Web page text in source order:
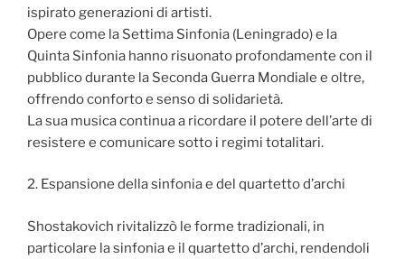
ispirato generazioni di artisti.
Opere come la Settima Sinfonia (Leningrado) e la
Quinta Sinfonia hanno risuonato profondamente con il
pubblico durante la Seconda Guerra Mondiale e oltre,
offrendo conforto e senso di solidarietà.
La sua musica continua a ricordare il potere dell’arte di
resistere e comunicare sotto i regimi totalitari.
2. Espansione della sinfonia e del quartetto d’archi
Shostakovich rivitalizzò le forme tradizionali, in
particolare la sinfonia e il quartetto d’archi, rendendoli